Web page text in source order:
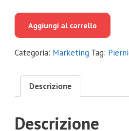
era:
è:
Aggiungi al carrello
Categoria: Marketing Tag:
Descrizione
Descrizione